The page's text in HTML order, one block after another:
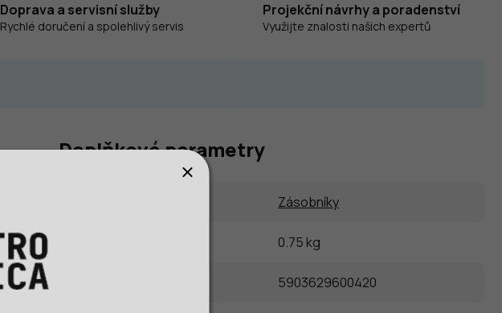
Doprava a servisní služby
Rychlé doručení a spolehlivý servis
Projekční návrhy a poradenství
Využijte znalosti našich expertů
Doplňkové parametry
Zásobníky
0.75 kg
5903629600420